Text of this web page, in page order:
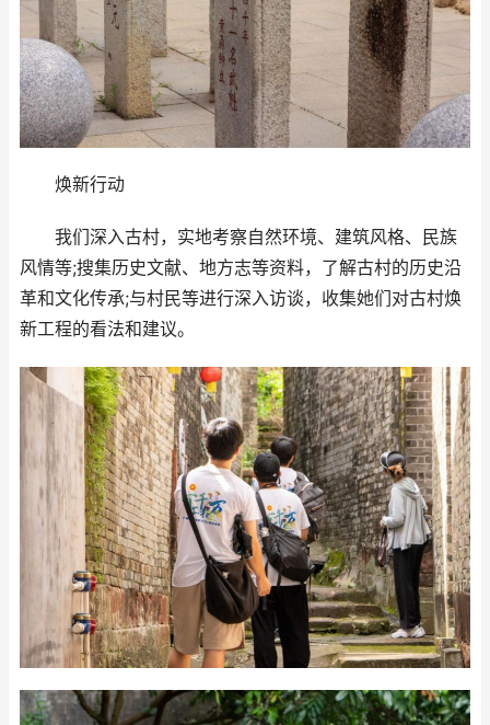
焕新行动
我们深入古村，实地考察自然环境、建筑风格、民族
风情等;搜集历史文献、地方志等资料，了解古村的历史沿
革和文化传承;与村民等进行深入访谈，收集她们对古村焕
新工程的看法和建议。